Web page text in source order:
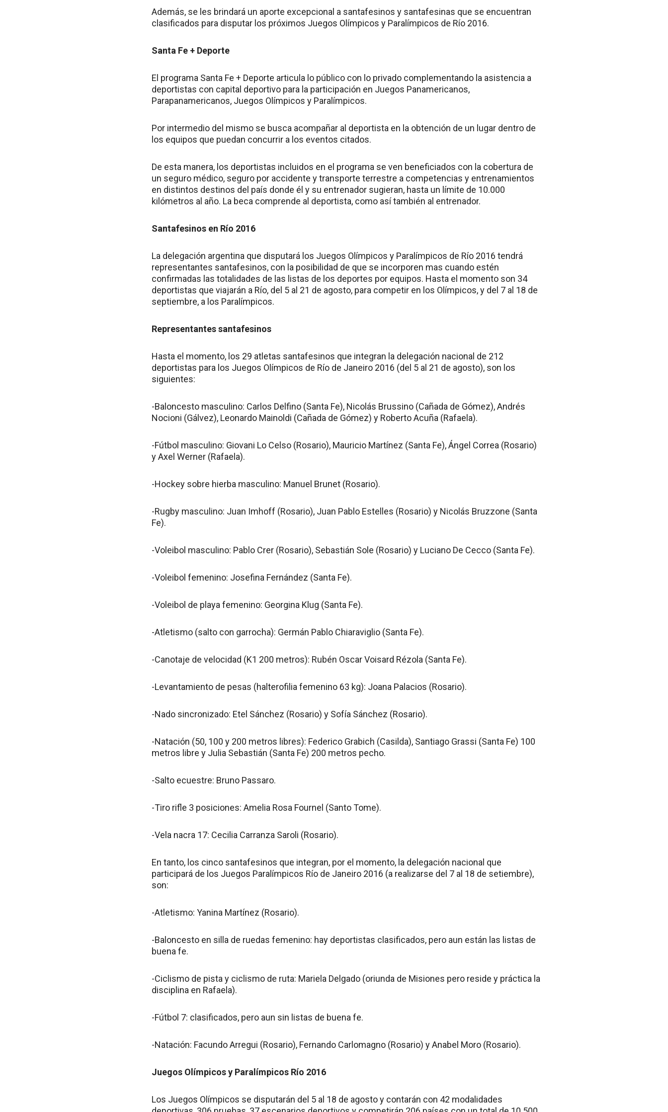
Además, se les brindará un aporte excepcional a santafesinos y santafesinas que se encuentran
clasificados para disputar los próximos Juegos Olímpicos y Paralímpicos de Río 2016.
Santa Fe + Deporte
El programa Santa Fe + Deporte articula lo público con lo privado complementando la asistencia a
deportistas con capital deportivo para la participación en Juegos Panamericanos,
Parapanamericanos, Juegos Olímpicos y Paralímpicos.
Por intermedio del mismo se busca acompañar al deportista en la obtención de un lugar dentro de
los equipos que puedan concurrir a los eventos citados.
De esta manera, los deportistas incluidos en el programa se ven beneficiados con la cobertura de
un seguro médico, seguro por accidente y transporte terrestre a competencias y entrenamientos
en distintos destinos del país donde él y su entrenador sugieran, hasta un límite de 10.000
kilómetros al año. La beca comprende al deportista, como así también al entrenador.
Santafesinos en Río 2016
La delegación argentina que disputará los Juegos Olímpicos y Paralímpicos de Río 2016 tendrá
representantes santafesinos, con la posibilidad de que se incorporen mas cuando estén
confirmadas las totalidades de las listas de los deportes por equipos. Hasta el momento son 34
deportistas que viajarán a Río, del 5 al 21 de agosto, para competir en los Olímpicos, y del 7 al 18 de
septiembre, a los Paralímpicos.
Representantes santafesinos
Hasta el momento, los 29 atletas santafesinos que integran la delegación nacional de 212
deportistas para los Juegos Olímpicos de Río de Janeiro 2016 (del 5 al 21 de agosto), son los
siguientes:
-Baloncesto masculino: Carlos Delfino (Santa Fe), Nicolás Brussino (Cañada de Gómez), Andrés
Nocioni (Gálvez), Leonardo Mainoldi (Cañada de Gómez) y Roberto Acuña (Rafaela).
-Fútbol masculino: Giovani Lo Celso (Rosario), Mauricio Martínez (Santa Fe), Ángel Correa (Rosario)
y Axel Werner (Rafaela).
-Hockey sobre hierba masculino: Manuel Brunet (Rosario).
-Rugby masculino: Juan Imhoff (Rosario), Juan Pablo Estelles (Rosario) y Nicolás Bruzzone (Santa
Fe).
-Voleibol masculino: Pablo Crer (Rosario), Sebastián Sole (Rosario) y Luciano De Cecco (Santa Fe).
-Voleibol femenino: Josefina Fernández (Santa Fe).
-Voleibol de playa femenino: Georgina Klug (Santa Fe).
-Atletismo (salto con garrocha): Germán Pablo Chiaraviglio (Santa Fe).
-Canotaje de velocidad (K1 200 metros): Rubén Oscar Voisard Rézola (Santa Fe).
-Levantamiento de pesas (halterofilia femenino 63 kg): Joana Palacios (Rosario).
-Nado sincronizado: Etel Sánchez (Rosario) y Sofía Sánchez (Rosario).
-Natación (50, 100 y 200 metros libres): Federico Grabich (Casilda), Santiago Grassi (Santa Fe) 100
metros libre y Julia Sebastián (Santa Fe) 200 metros pecho.
-Salto ecuestre: Bruno Passaro.
-Tiro rifle 3 posiciones: Amelia Rosa Fournel (Santo Tome).
-Vela nacra 17: Cecilia Carranza Saroli (Rosario).
En tanto, los cinco santafesinos que integran, por el momento, la delegación nacional que
participará de los Juegos Paralímpicos Río de Janeiro 2016 (a realizarse del 7 al 18 de setiembre),
son:
-Atletismo: Yanina Martínez (Rosario).
-Baloncesto en silla de ruedas femenino: hay deportistas clasificados, pero aun están las listas de
buena fe.
-Ciclismo de pista y ciclismo de ruta: Mariela Delgado (oriunda de Misiones pero reside y práctica la
disciplina en Rafaela).
-Fútbol 7: clasificados, pero aun sin listas de buena fe.
-Natación: Facundo Arregui (Rosario), Fernando Carlomagno (Rosario) y Anabel Moro (Rosario).
Juegos Olímpicos y Paralímpicos Río 2016
Los Juegos Olímpicos se disputarán del 5 al 18 de agosto y contarán con 42 modalidades